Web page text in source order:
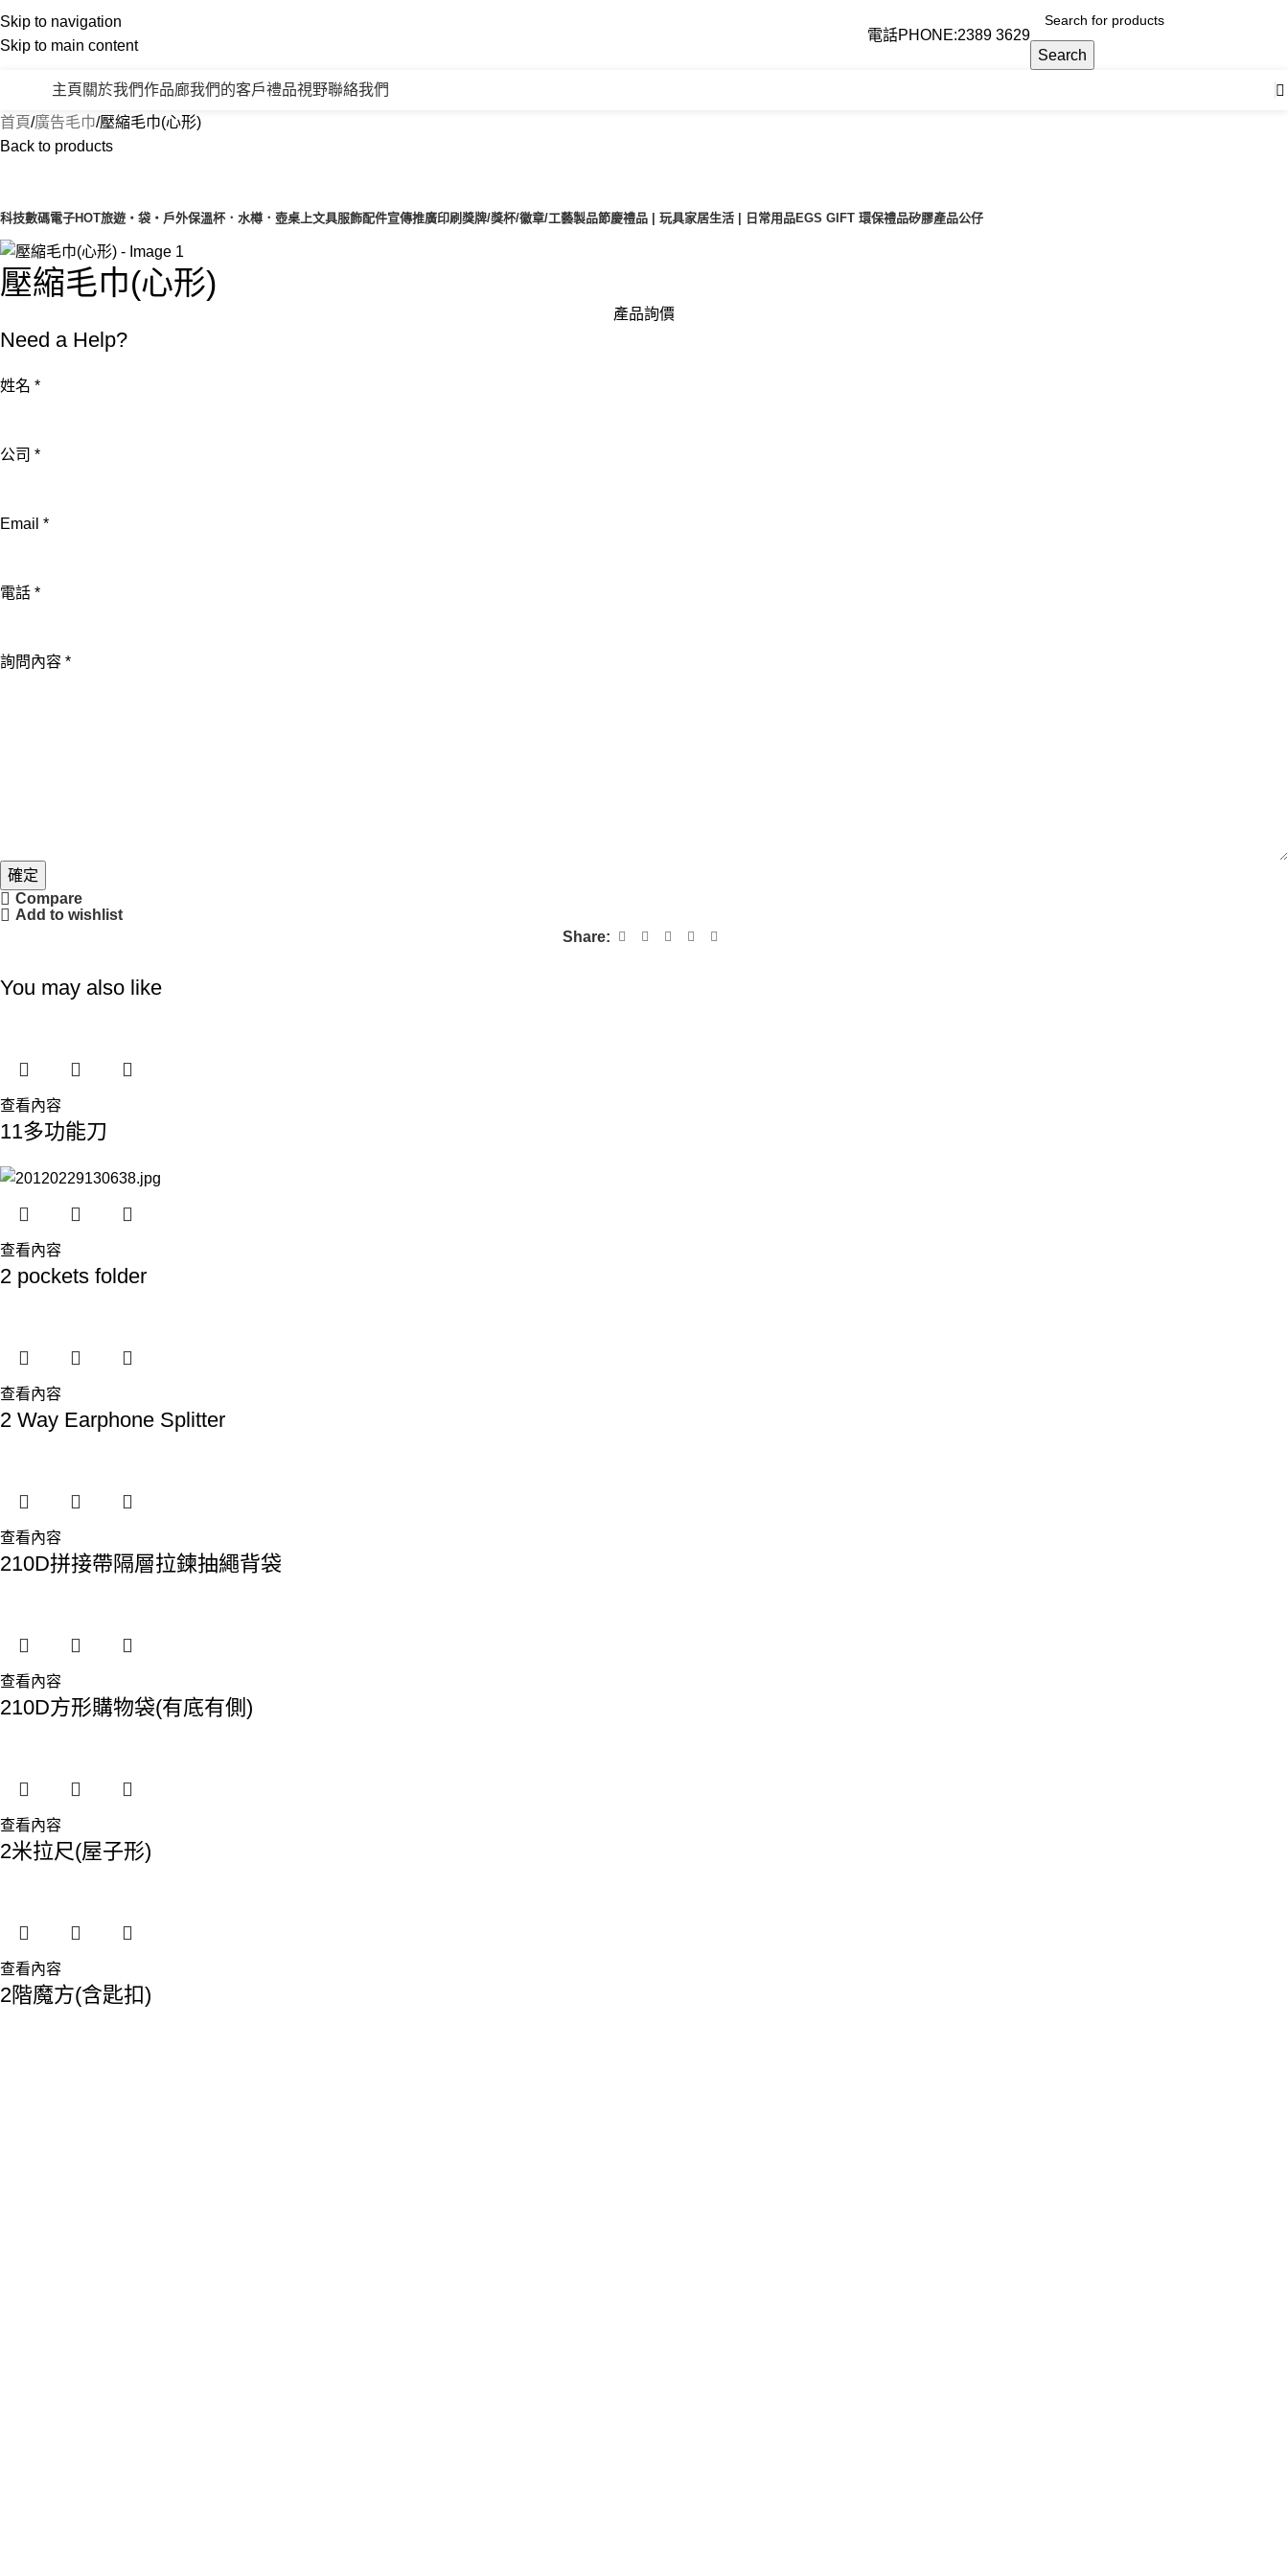
Skip to navigation
Skip to main content
電話PHONE:2389 3629
Search
主頁 關於我們作品廊我們的客戶禮品視野聯絡我們
首頁 廣告毛巾 壓縮毛巾(心形)
Back to products
科技數碼電子HOT旅遊‧袋‧戶外保溫杯．水樽．壺桌上文具服飾配件宣傳推廣印刷 獎牌/獎杯/徽章/工藝製品節慶禮品 | 玩具家居生活 | 日常用品EGS GIFT 環保禮品矽膠產品公仔
壓縮毛巾(心形)
產品詢價
Need a Help?
姓
詢
容
姓名 *
公司 *
Email *
電話 *
詢問內容 *
確定
Compare
Add to wishlist
Share:
You may also like
查看內容
11多功能刀
查看內容
2 pockets folder
查看內容
2 Way Earphone Splitter
查看內容
210D拼接帶隔層拉鍊抽繩背袋
查看內容
210D方形購物袋(有底有側)
查看內容
2米拉尺(屋子形)
查看內容
2階魔方(含匙扣)